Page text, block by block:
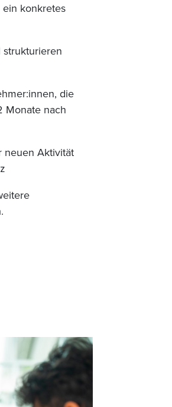
konkretes
strukturieren
die
Monate nach
neuen Aktivität